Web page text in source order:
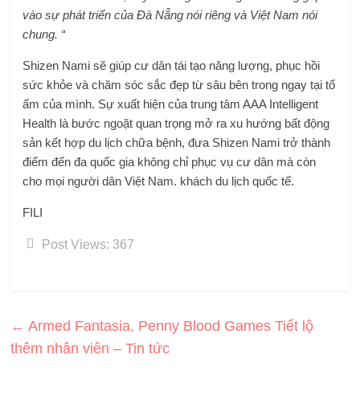
vào sự phát triển của Đà Nẵng nói riêng và Việt Nam nói
chung. “
Shizen Nami sẽ giúp cư dân tái tạo năng lượng, phục hồi
sức khỏe và chăm sóc sắc đẹp từ sâu bên trong ngay tại tổ
ấm của mình. Sự xuất hiện của trung tâmAAAIntelligent
Health là bước ngoặt quan trọng mở ra xu hướng bất động
sản kết hợp du lịch chữa bệnh, đưa Shizen Nami trở thành
điểm đến đa quốc gia không chỉ phục vụ cư dân mà còn
cho mọi người dân Việt Nam. khách du lịch quốc tế.
FILI
Post Views: 367
← Armed Fantasia, Penny Blood Games Tiết lộ
thêm nhân viên – Tin tức